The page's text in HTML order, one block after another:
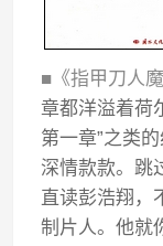
■《指甲刀人
章都洋溢着荷
第一章”之类
深情款款。跳
直读彭浩翔，
制片人。他就